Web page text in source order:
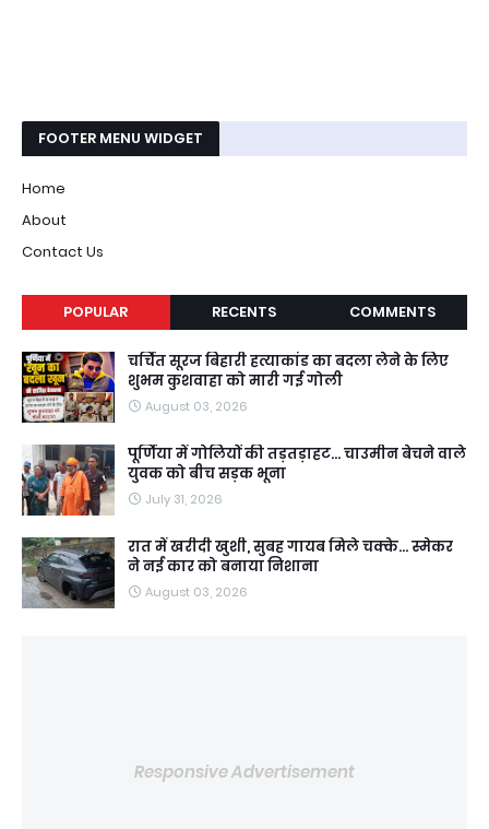
FOOTER MENU WIDGET
Home
About
Contact Us
POPULAR RECENTS COMMENTS
चर्चित सूरज बिहारी हत्याकांड का बदला लेने के लिए
शुभम कुशवाहा को मारी गई गोली
August 03, 2026
पूर्णिया में गोलियों की तड़तड़ाहट... चाउमीन बेचने वाले
युवक को बीच सड़क भूना
July 31, 2026
रात में खरीदी खुशी, सुबह गायब मिले चक्के... स्मेकर
ने नई कार को बनाया निशाना
August 03, 2026
Responsive Advertisement